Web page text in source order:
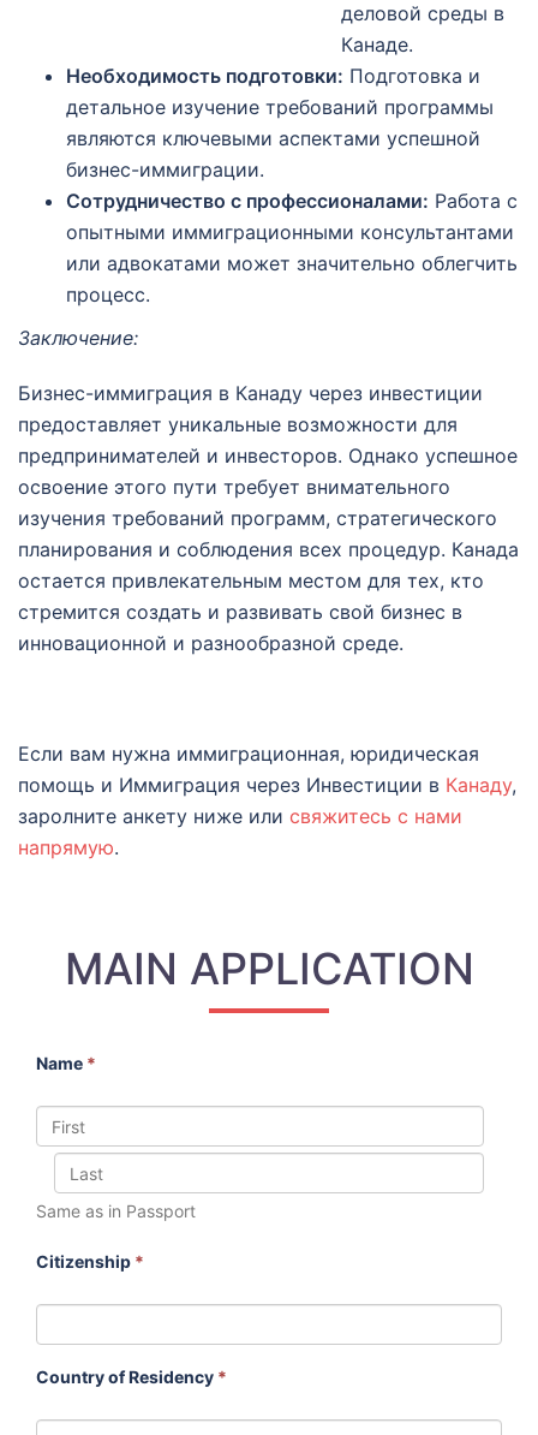
деловой среды в
Канаде.
Необходимость подготовки: Подготовка и
детальное изучение требований программы
являются ключевыми аспектами успешной
бизнес-иммиграции.
Сотрудничество с профессионалами: Работа с
опытными иммиграционными консультантами
или адвокатами может значительно облегчить
процесс.
Заключение:
Бизнес-иммиграция в Канаду через инвестиции
предоставляет уникальные возможности для
предпринимателей и инвесторов. Однако успешное
освоение этого пути требует внимательного
изучения требований программ, стратегического
планирования и соблюдения всех процедур. Канада
остается привлекательным местом для тех, кто
стремится создать и развивать свой бизнес в
инновационной и разнообразной среде.
Если вам нужна иммиграционная, юридическая
помощь и Иммиграция через Инвестиции в Канаду,
заролните анкету ниже или свяжитесь с нами
напрямую.
MAIN APPLICATION
Name *
Same as in Passport
Citizenship *
Country of Residency *